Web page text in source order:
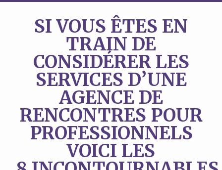
SI VOUS ÊTES EN
TRAIN DE
CONSIDÉRER LES
SERVICES D’UNE
AGENCE DE
RENCONTRES POUR
PROFESSIONNELS
VOICI LES